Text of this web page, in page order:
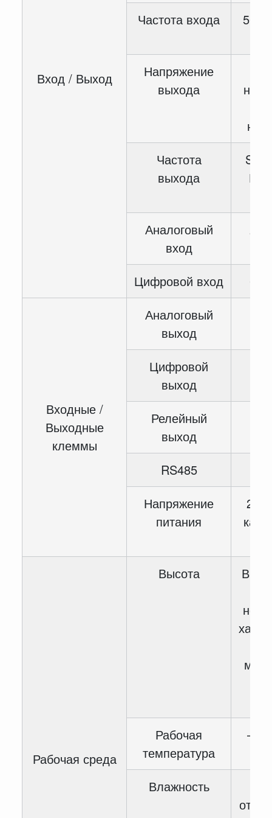
Вход / Выход
Частота входа
50 /
Напряжение
выхода
Частота
выхода
Гц,
Аналоговый
вход
2-
Цифровой вход 6-
Входные /
Выходные
клеммы
Аналоговый
выход
Цифровой
выход
Релейный
выход
RS485
Напряжение
питания
2-
Рабочая среда
Высота
Рабочая
температура
—
Влажность